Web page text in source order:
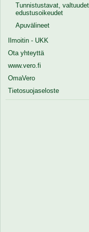
Tunnistustavat,
edustusoikeudet
Apuvälineet
Ilmoitin - UKK
Ota yhteyttä
www.vero.fi
OmaVero
Tietosuojaseloste